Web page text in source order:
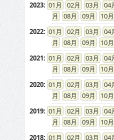
2023: 01 02 03 04
08
09 10
2022: 01 02 03 04
08
09 10
2021: 01 02 03 04
08
09 10
2020: 01 02 03 04
08
09 10
2019: 01 02 03 04
08
09 10
2018: 01 02 03 04